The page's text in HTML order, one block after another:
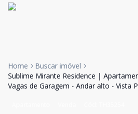
Home
Buscar imóvel
Sublime Mirante Residence |
Vagas de Garagem - Andar alto - Vista